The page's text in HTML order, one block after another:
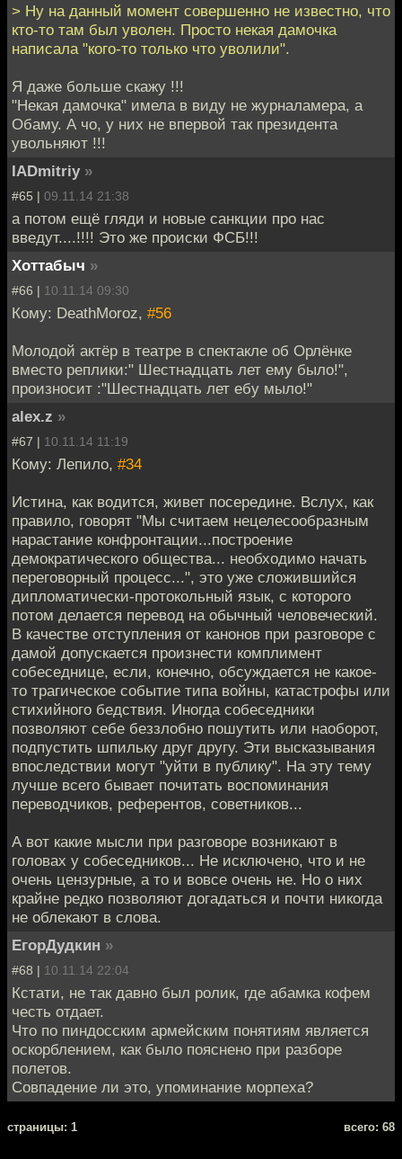
> Ну на данный момент совершенно не известно, что
кто-то там был уволен. Просто некая дамочка
написала "кого-то только что уволили".
Я даже больше скажу !!!
"Некая дамочка" имела в виду не журналамера, а
Обаму. А чо, у них не впервой так президента
увольняют !!!
IADmitriy »
#65 | 09.11.14 21:38
а потом ещё гляди и новые санкции про нас
введут....!!!! Это же происки ФСБ!!!
Хоттабыч »
#66 | 10.11.14 09:30
Кому: DeathMoroz, #56
Молодой актёр в театре в спектакле об Орлёнке
вместо реплики:" Шестнадцать лет ему было!",
произносит :"Шестнадцать лет ебу мыло!"
alex.z »
#67 | 10.11.14 11:19
Кому: Лепило, #34
Истина, как водится, живет посередине. Вслух, как
правило, говорят "Мы считаем нецелесообразным
нарастание конфронтации...построение
демократического общества... необходимо начать
переговорный процесс...", это уже сложившийся
дипломатически-протокольный язык, с которого
потом делается перевод на обычный человеческий.
В качестве отступления от канонов при разговоре с
дамой допускается произнести комплимент
собеседнице, если, конечно, обсуждается не какое-
то трагическое событие типа войны, катастрофы или
стихийного бедствия. Иногда собеседники
позволяют себе беззлобно пошутить или наоборот,
подпустить шпильку друг другу. Эти высказывания
впоследствии могут "уйти в публику". На эту тему
лучше всего бывает почитать воспоминания
переводчиков, референтов, советников...
А вот какие мысли при разговоре возникают в
головах у собеседников... Не исключено, что и не
очень цензурные, а то и вовсе очень не. Но о них
крайне редко позволяют догадаться и почти никогда
не облекают в слова.
ЕгорДудкин »
#68 | 10.11.14 22:04
Кстати, не так давно был ролик, где абамка кофем
честь отдает.
Что по пиндосским армейским понятиям является
оскорблением, как было пояснено при разборе
полетов.
Совпадение ли это, упоминание морпеха?
cтраницы: 1 всего: 68